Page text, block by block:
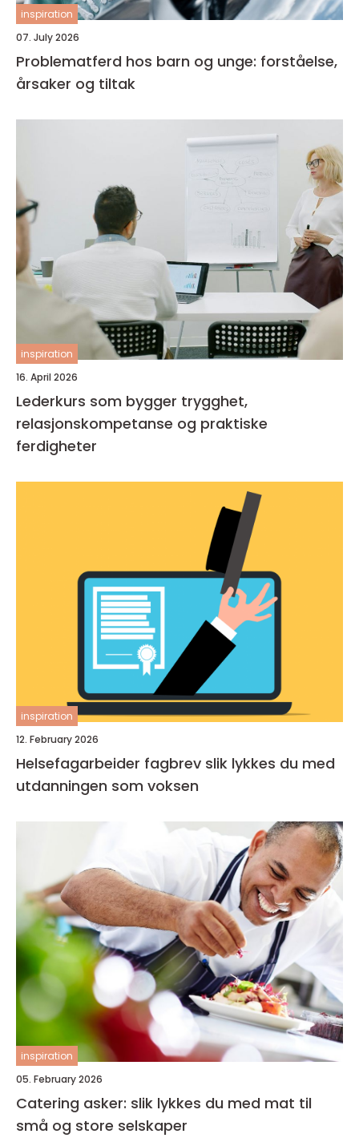
inspiration
07. July 2026
Problematferd hos barn og unge: forståelse,
årsaker og tiltak
inspiration
16. April 2026
Lederkurs som bygger trygghet,
relasjonskompetanse og praktiske
ferdigheter
inspiration
12. February 2026
Helsefagarbeider fagbrev slik lykkes du med
utdanningen som voksen
inspiration
05. February 2026
Catering asker: slik lykkes du med mat til
små og store selskaper